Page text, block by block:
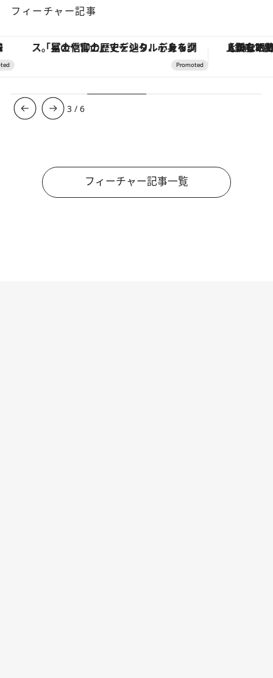
フィーチャー記事
「星のや富士」でデジタルデトックス。冨士信仰の歴史を辿り、心身を調える。 【銀座で出合う最旬美容】美髪ケアや上
3 /6
フィーチャー記事一覧